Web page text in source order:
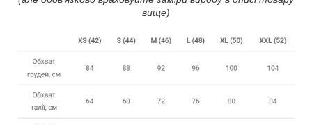
вище)